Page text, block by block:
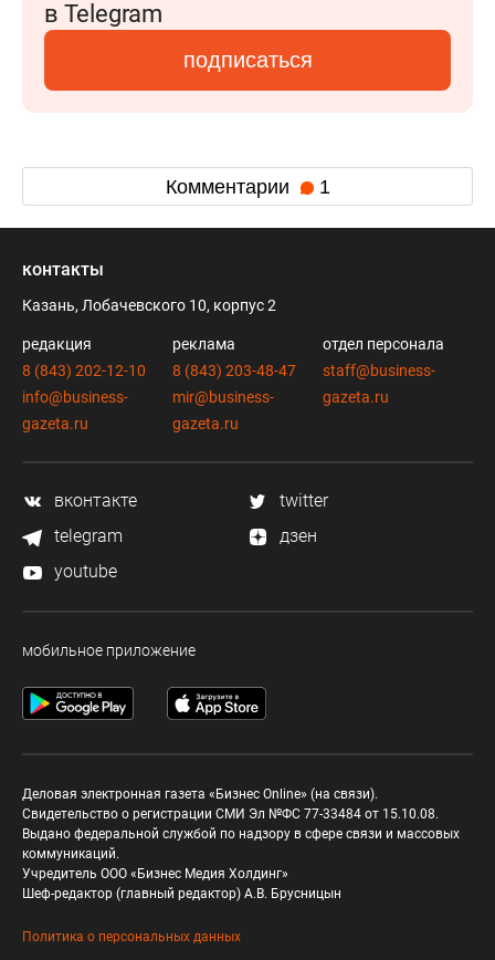
в Telegram
подписаться
Комментарии 1
контакты
Казань, Лобачевского 10, корпус 2
редакция
8 (843) 202-12-10
info@business-
gazeta.ru
реклама
8 (843) 203-48-47
mir@business-
gazeta.ru
отдел персонала
staff@business-
gazeta.ru
вконтакте
twitter
telegram
дзен
youtube
мобильное приложение
Деловая электронная газета «Бизнес Online» (на связи).
Свидетельство о регистрации СМИ Эл №ФС 77-33484 от 15.10.08.
Выдано федеральной службой по надзору в сфере связи и массовых
коммуникаций.
Учредитель ООО «Бизнес Медия Холдинг»
Шеф-редактор (главный редактор) А.В. Брусницын
Политика о персональных данных